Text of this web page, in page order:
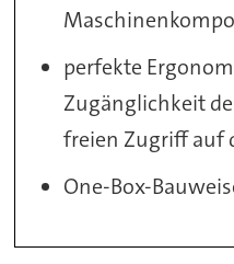
perfekte
Zugänglichkeit
freien Zugriff auf
One-Box-